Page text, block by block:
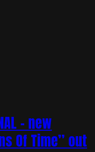
– new
Of Time” out